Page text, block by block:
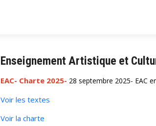
Enseignement Artistique et
EAC- Charte 2025- 28 septembre 2025- EAC
Voir les textes
Voir la charte